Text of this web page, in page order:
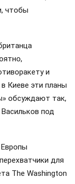
чтобы
и
Киеве эти планы
обсуждают так,
под
для
The Washington